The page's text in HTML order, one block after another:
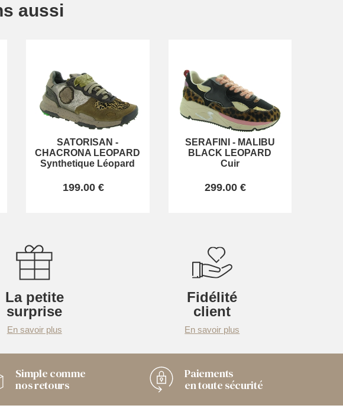
aussi
SATORISAN -
CHACRONA LEOPARD
Synthetique Léopard
199.00 €
SERAFINI - MALIBU
BLACK LEOPARD
Cuir
299.00 €
La petite
surprise
En savoir plus
Fidélité
client
En savoir plus
Simple comme
nos retours
Paiements
en toute sécurité